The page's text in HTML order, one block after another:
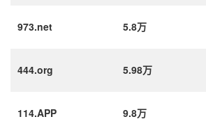
973.net 5.8万
444.org 5.98万
114.APP 9.8万